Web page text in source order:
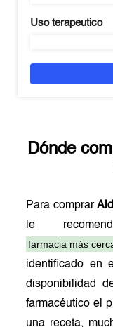
Uso terapeutico
Dónde
Para comprar
le
farmacia más
identificado en
disponibilidad
farmacéutico el
una receta,